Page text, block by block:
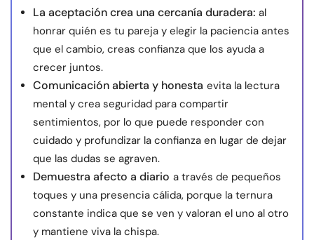
La aceptación crea una cercanía duradera: al
honrar quién es tu pareja y elegir la paciencia antes
que el cambio, creas confianza que los ayuda a
crecer juntos.
Comunicación abierta y honesta evita la lectura
mental y crea seguridad para compartir
sentimientos, por lo que puede responder con
cuidado y profundizar la confianza en lugar de dejar
que las dudas se agraven.
Demuestra afecto a diario a través de pequeños
toques y una presencia cálida, porque la ternura
constante indica que se ven y valoran el uno al otro
y mantiene viva la chispa.